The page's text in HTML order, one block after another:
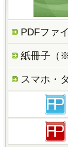
PDFファ
紙冊子（※
スマホ・